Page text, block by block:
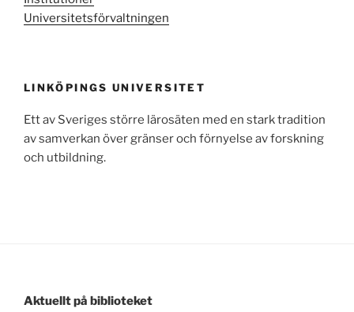
Universitetsförvaltningen
LINKÖPINGS UNIVERSITET
Ett av Sveriges större lärosäten med en stark tradition
av samverkan över gränser och förnyelse av forskning
och utbildning.
Aktuellt på biblioteket